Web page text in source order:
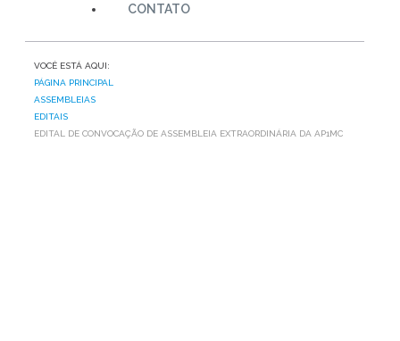
CONTATO
VOCÊ ESTÁ AQUI:
PÁGINA PRINCIPAL
ASSEMBLEIAS
EDITAIS
EDITAL DE CONVOCAÇÃO DE ASSEMBLEIA EXTRAORDINÁRIA DA AP1MC